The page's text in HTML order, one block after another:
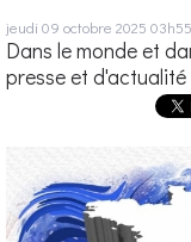
jeudi 09 octobre 2025 03h55
Dans le monde et
presse et